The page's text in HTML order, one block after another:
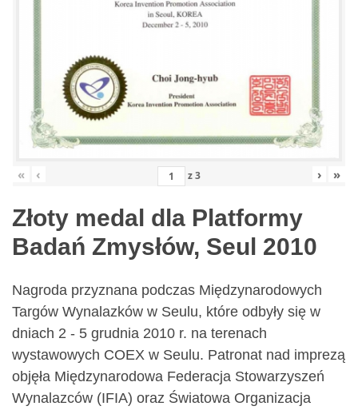
« ‹ z3 › »
Złoty medal dla Platformy
Badań Zmysłów, Seul 2010
Nagroda przyznana podczas Międzynarodowych
Targów Wynalazków w Seulu, które odbyły się w
dniach 2 - 5 grudnia 2010 r. na terenach
wystawowych COEX w Seulu. Patronat nad imprezą
objęła Międzynarodowa Federacja Stowarzyszeń
Wynalazców (IFIA) oraz Światowa Organizacja